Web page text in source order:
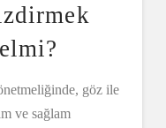
göz ile
ve sağlam